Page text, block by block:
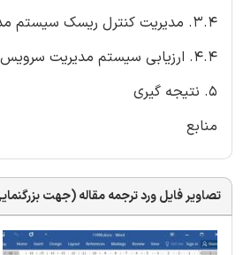
3.4. مدیریت کنترل ریسک سیستم مدیریت سرویس مالی
4.4. ارزیابی سیستم مدیریت سرویس مالی زنجیره تامین بر اساس تکنولوژی بلاک چین
5. نتیجه گیری
منابع
تصاویر فایل ورد ترجمه مقاله (جهت